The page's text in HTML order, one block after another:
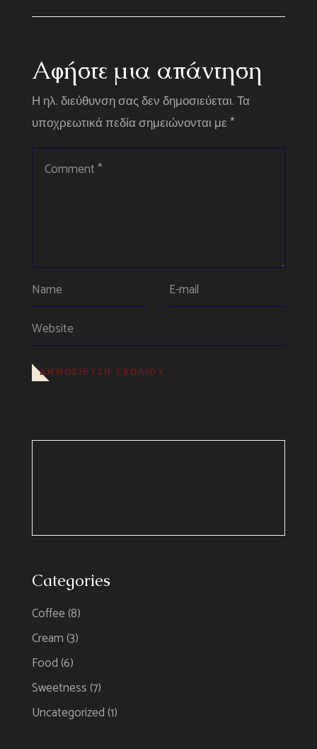
Αφήστε μια απάντηση
Η ηλ. διεύθυνση σας δεν δημοσιεύεται.Τα
υποχρεωτικά πεδία σημειώνονται με*
ΔΗΜΟΣΊΕΥΣΗ ΣΧΟΛΊΟΥ
Categories
Coffee(8)
Cream(3)
Food(6)
Sweetness(7)
Uncategorized(1)